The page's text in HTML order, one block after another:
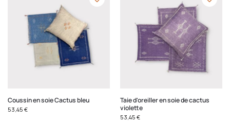
Coussin en soie Cactus bleu
53,45 €
Taie d'oreiller en soie de cactus
violette
53,45 €